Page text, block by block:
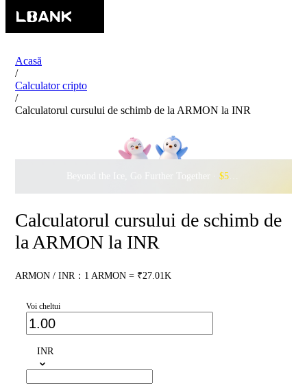
Acasă
/
Calculator cripto
/
Calculatorul cursului de schimb de la ARMON la INR
Beyond the Ice, Go Further Together · $500,000
Calculatorul cursului de schimb de
la ARMON la INR
ARMON / INR：1 ARMON = ₹27.01K
Voi cheltui
INR